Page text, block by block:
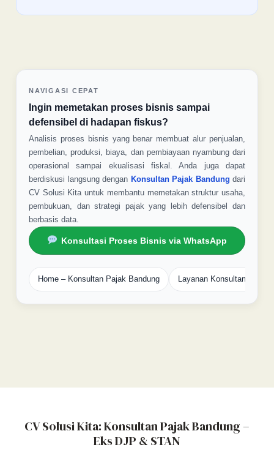
NAVIGASI CEPAT
Ingin memetakan proses bisnis sampai
defensibel di hadapan fiskus?
Analisis proses bisnis yang benar membuat alur penjualan,
pembelian, produksi, biaya, dan pembiayaan nyambung dari
operasional sampai ekualisasi fiskal. Anda juga dapat
berdiskusi langsung dengan Konsultan Pajak Bandung dari
CV Solusi Kita untuk membantu memetakan struktur usaha,
pembukuan, dan strategi pajak yang lebih defensibel dan
berbasis data.
Konsultasi Proses Bisnis via WhatsApp
Home – Konsultan Pajak Bandung Layanan Konsultan Pajak
CV Solusi Kita: Konsultan Pajak Bandung –
Eks DJP & STAN